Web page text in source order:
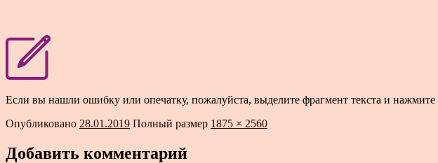
Если вы нашли ошибку или опечатку, пожалуйста, выделите фрагмент текста и нажмите
Опубликовано 28.01.2019 Полный размер 1875 × 2560
Добавить комментарий